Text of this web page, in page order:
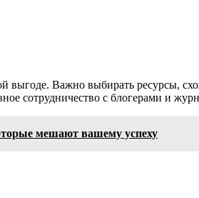
выгоде. Важно выбирать ресурсы,
сотрудничество с блогерами и
мешают вашему успеху